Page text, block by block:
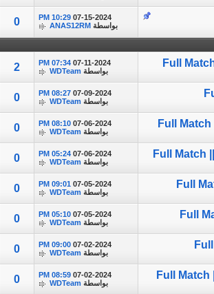
07-15-2024
10:29 PM
بواسطة ANAS12RM
0
Full
07-11-2024
07:34 PM
بواسطة WDTeam
2
07-09-2024
08:27 PM
بواسطة WDTeam
0
Full
07-06-2024
08:10 PM
بواسطة WDTeam
0
Full Match
07-06-2024
05:24 PM
بواسطة WDTeam
0
Full
07-05-2024
09:01 PM
بواسطة WDTeam
0
Full
07-05-2024
05:10 PM
بواسطة WDTeam
0
07-02-2024
09:00 PM
بواسطة WDTeam
0
Full Match
07-02-2024
08:59 PM
بواسطة WDTeam
0